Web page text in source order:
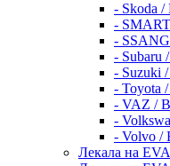
- Skoda
-
-
- Subaru
- Suzuki
- Toyota
- VAZ /
-
- Volvo /
Лекала на